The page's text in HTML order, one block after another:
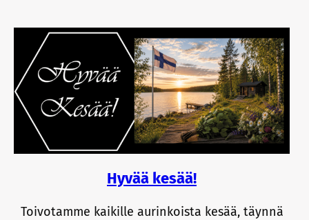
Hyvää kesää!
Toivotamme kaikille aurinkoista kesää, täynnä